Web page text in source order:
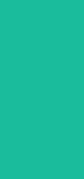
sélection allie
collection de